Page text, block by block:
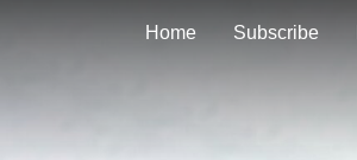
Home Subscribe